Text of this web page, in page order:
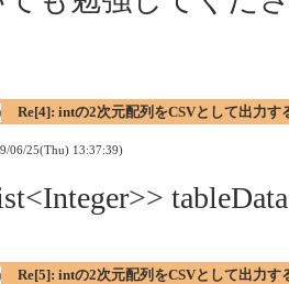
Re[4]: intの2次元配列をCSVとして出力す
06/25(Thu) 13:37:39)
Re[5]: intの2次元配列をCSVとして出力す